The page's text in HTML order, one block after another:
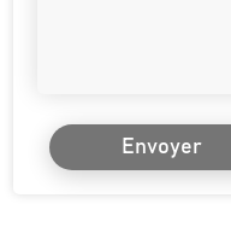
Envoyer